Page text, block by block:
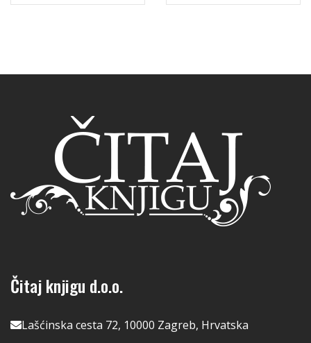
Čitaj knjigu d.o.o.
Lašćinska cesta 72, 10000 Zagreb, Hrvatska